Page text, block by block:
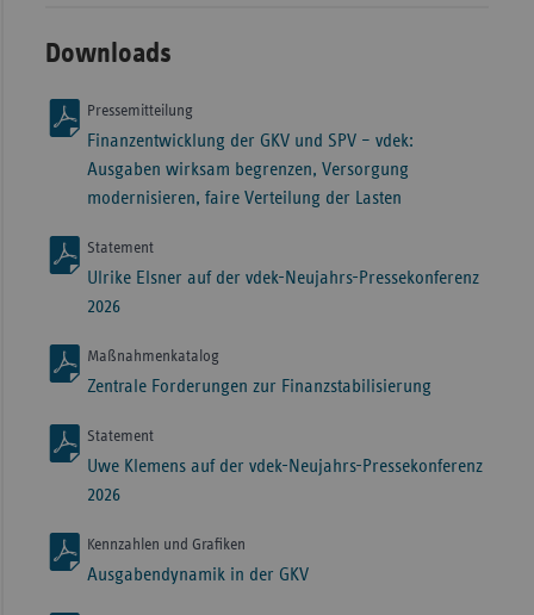
Downloads
Pressemitteilung
Finanzentwicklung der GKV und SPV – vdek:
Ausgaben wirksam begrenzen, Versorgung
modernisieren, faire Verteilung der Lasten
Statement
Ulrike Elsner auf der vdek-Neujahrs-Pressekonferenz
2026
Maßnahmenkatalog
Zentrale Forderungen zur Finanzstabilisierung
Statement
Uwe Klemens auf der vdek-Neujahrs-Pressekonferenz
2026
Kennzahlen und Grafiken
Ausgabendynamik in der GKV